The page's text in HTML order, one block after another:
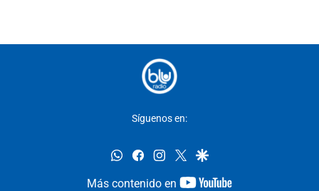
Síguenos en:
whatsappfacebookinstagram
twittergoogle
Más contenido en
youtube-